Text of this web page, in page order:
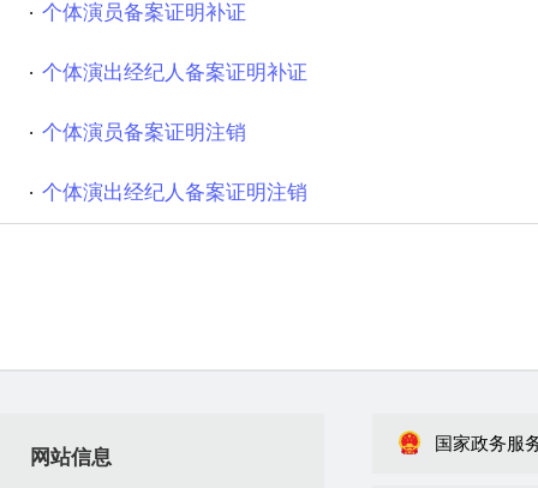
个体演员备案证明补证
个体演出经纪人备案证明补证
个体演员备案证明注销
个体演出经纪人备案证明注销
网站信息
国家政务服